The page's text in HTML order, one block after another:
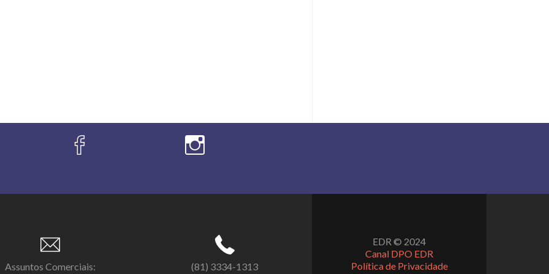
Assuntos Comerciais:
(81) 3334-1313
EDR © 2024
Canal DPO EDR
Política de Privacidade